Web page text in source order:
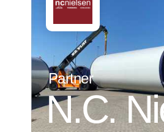
Partner
N.C.